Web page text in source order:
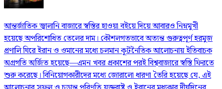
আন্তর্জাতিক জ্বালানি বাজারে স্বস্তির হাওয়া বইয়ে দিয়ে আবারও নিম্নমুখী
হয়েছে অপরিশোধিত তেলের দাম। কৌশলগতভাবে অত্যন্ত গুরুত্বপূর্ণ হরমুজ
প্রণালি ঘিরে ইরান ও ওমানের মধ্যে চলমান কূটনৈতিক আলোচনায় ইতিবাচক
অগ্রগতি অর্জিত হয়েছে—এমন খবর প্রকাশের পরই বিশ্ববাজারে স্বস্তি ফিরতে
শুরু করেছে। বিনিয়োগকারীদের মধ্যে জোরালো ধারণা তৈরি হয়েছে যে, এই